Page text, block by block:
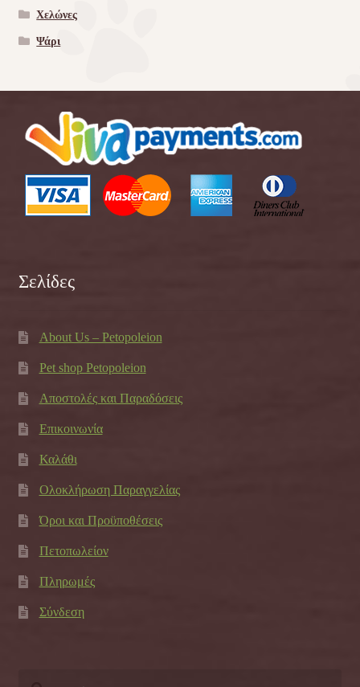
Χελώνες
Ψάρι
Σελίδες
About Us – Petopoleion
Pet shop Petopoleion
Αποστολές και Παραδόσεις
Επικοινωνία
Καλάθι
Ολοκλήρωση Παραγγελίας
Όροι και Προϋποθέσεις
Πετοπωλείον
Πληρωμές
Σύνδεση